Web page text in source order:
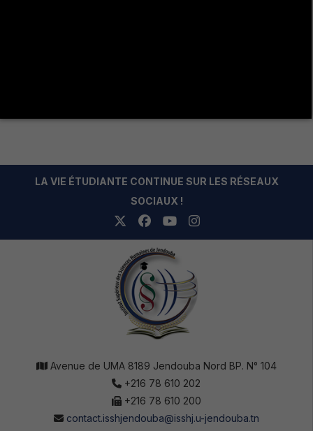
LA VIE ÉTUDIANTE CONTINUE SUR LES RÉSEAUX
SOCIAUX !
Avenue de UMA 8189 Jendouba Nord BP. N° 104
+216 78 610 202
+216 78 610 200
contact.isshjendouba@isshj.u-jendouba.tn